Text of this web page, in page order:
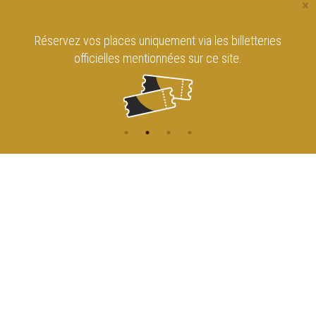
×
Réservez vos places uniquement via les billetteries
officielles mentionnées sur ce site.